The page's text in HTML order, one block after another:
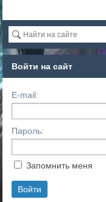
Войти на сайт
E-mail:
Пароль:
Запомнить меня